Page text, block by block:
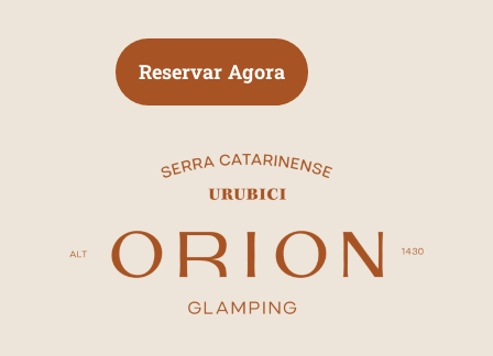
Reservar Agora